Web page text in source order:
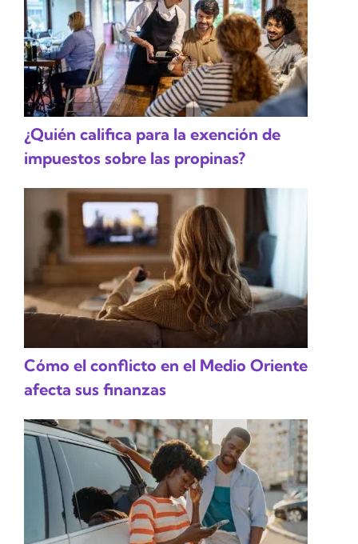
¿Quién califica para la exención de
impuestos sobre las propinas?
Cómo el conflicto en el Medio Oriente
afecta sus finanzas